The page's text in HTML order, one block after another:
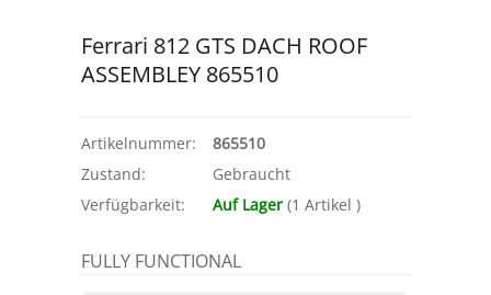
Ferrari 812 GTS DACH ROOF
ASSEMBLEY 865510
Artikelnummer:
865510
Zustand:
Gebraucht
Verfügbarkeit:
Auf Lager (1 Artikel )
FULLY FUNCTIONAL